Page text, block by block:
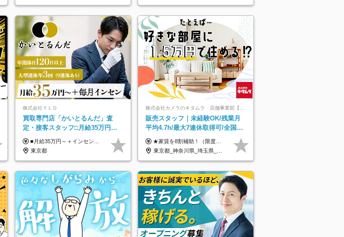
株式会社ＹＬＤ
買取専⾨店「かいとるんだ」査
定・接客スタッフ□⽉給35万円以
上＋毎⽉インセン□年休120日以上
□土日休み
■月給35万円～＋インセンティブ＋各種手当 ※固定残業代（月45時間分87,600円～）を含む。超過した場合は別途残業代を支給いたします ※経験・年齢などを考慮の上、決定します ※試用期間3ヶ月あり（待遇に変動なし）
東京都
株式会社カメラのキタムラ 店舗事業部【カメラのキタムラ】
販売スタッフ｜未経験OK/残業月
平均4.7h/最大7連休取得可/全国募
集/家賃8割を会社が負担/賞与年2
回
★家賃を8割補助！（限度額は地域により異なる） ※転勤による引っ越しが発生する場合 ＝＝＝＝＝＝＝＝＝＝＝＝＝＝＝＝＝＝＝＝＝＝＝ 例えば、家賃7.5万円なら6万円は会社で負担。 あなたが支払うのは、たったの1.5万円です！ 年間では自己負担額が約72万ほどお得になります！ ＝＝＝＝＝＝＝＝＝＝＝＝＝＝＝＝＝＝＝＝＝＝＝ 月給22万8,700円～26万3,100円＋賞与年2回（初回の支給は当社規定による）＋残業手当 ＜実際の給与例＞ *24歳:月給23万4,700円＋賞与年2回（初回の支給は当社規定による）＋残業手当＋諸手当 ※上記はあくまで参考月給です。ご経歴・年齢を考慮し、当社規定により決定します ※評価により昇給あり ※残業代は別途支給あり ※試用期間2ヶ月あり（期間中の給与・待遇に差異はありません） 【実在する社員の年収モデル】 年収530万円（30歳） 年収820万円（40歳） 【入社時の想定年収】 330万円～900万円
東京都_神奈川県_埼玉県_千葉県_大阪府_愛知県_北海道_青森県_宮城県_秋田県_山形県_茨城県_群馬県_新潟県_長野県_富山県_静岡県_三重県_兵庫県_京都府_広島県_岡山県_鳥取県_山口県_徳島県_香川県_愛媛県_福岡県_熊本県_佐賀県_長崎県_大分県_宮崎県_鹿児島県